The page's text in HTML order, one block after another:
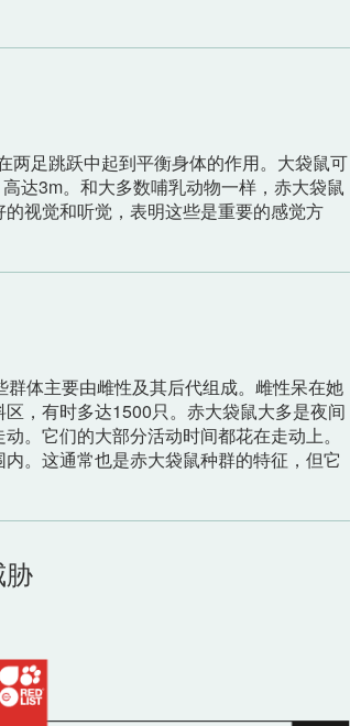
两足跳跃中起到平衡身体的作用。大袋鼠可
达3m。和大多数哺乳动物一样，赤大袋鼠
视觉和听觉，表明这些是重要的感觉方
群体主要由雌性及其后代组成。雌性呆在她
，有时多达1500只。赤大袋鼠大多是夜间
。它们的大部分活动时间都花在走动上。
。这通常也是赤大袋鼠种群的特征，但它